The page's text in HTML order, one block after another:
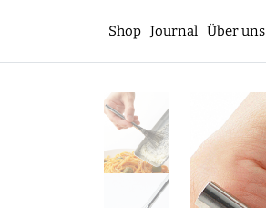
Shop Journal Über uns